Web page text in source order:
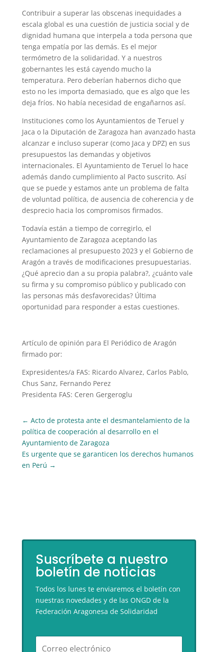
Contribuir a superar las obscenas inequidades a
escala global es una cuestión de justicia social y de
dignidad humana que interpela a toda persona que
tenga empatía por las demás. Es el mejor
termómetro de la solidaridad. Y a nuestros
gobernantes les está cayendo mucho la
temperatura. Pero deberían habernos dicho que
esto no les importa demasiado, que es algo que les
deja fríos. No había necesidad de engañarnos así.
Instituciones como los Ayuntamientos de Teruel y
Jaca o la Diputación de Zaragoza han avanzado hasta
alcanzar e incluso superar (como Jaca y DPZ) en sus
presupuestos las demandas y objetivos
internacionales. El Ayuntamiento de Teruel lo hace
además dando cumplimiento al Pacto suscrito. Así
que se puede y estamos ante un problema de falta
de voluntad política, de ausencia de coherencia y de
desprecio hacia los compromisos firmados.
Todavía están a tiempo de corregirlo, el
Ayuntamiento de Zaragoza aceptando las
reclamaciones al presupuesto 2023 y el Gobierno de
Aragón a través de modificaciones presupuestarias.
¿Qué aprecio dan a su propia palabra?, ¿cuánto vale
su firma y su compromiso público y publicado con
las personas más desfavorecidas? Última
oportunidad para responder a estas cuestiones.
Artículo de opinión para El Periódico de Aragón
firmado por:
Expresidentes/a FAS: Ricardo Alvarez, Carlos Pablo,
Chus Sanz, Fernando Perez
Presidenta FAS: Ceren Gergeroglu
← Acto de protesta ante el desmantelamiento de la
política de cooperación al desarrollo en el
Ayuntamiento de Zaragoza
Es urgente que se garanticen los derechos humanos
en Perú →
Suscríbete a nuestro
boletín de noticias
Todos los lunes te enviaremos el boletín con
nuestras novedades y de las ONGD de la
Federación Aragonesa de Solidaridad